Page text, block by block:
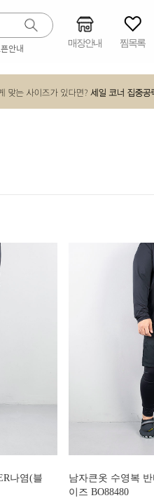
안내 매장안내 찜목록
나염(블
남자큰옷 수영복
이즈 BO88480